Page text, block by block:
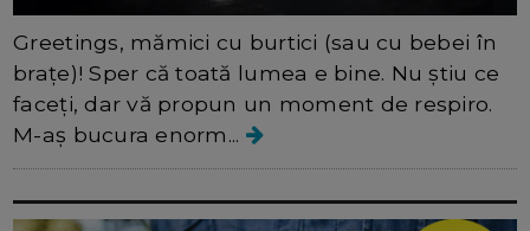
Greetings, mămici cu burtici (sau cu bebei în
brațe)! Sper că toată lumea e bine. Nu știu ce
faceți, dar vă propun un moment de respiro.
M-aș bucura enorm...